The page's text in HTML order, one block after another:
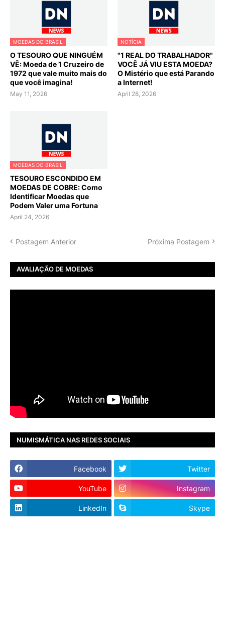
MOEDAS DO BRASIL
O TESOURO QUE NINGUÉM
VÊ: Moeda de 1 Cruzeiro de
1972 que vale muito mais do
que você imagina!
May 11, 2026
NOTÍCIA
"1 REAL DO TRABALHADOR"
VOCÊ JÁ VIU ESTA MOEDA?
O Mistério que está Parando
a Internet!
April 28, 2026
MOEDAS DO BRASIL
TESOURO ESCONDIDO EM
MOEDAS DE COBRE: Como
Identificar Moedas que
Podem Valer uma Fortuna
April 24, 2026
Postagem Anterior Próxima Postagem
AVALIAÇÃO DE MOEDAS
NUMISMÁTICA NAS REDES SOCIAIS
Facebook Twitter
YouTube Instagram
LinkedIn Skype